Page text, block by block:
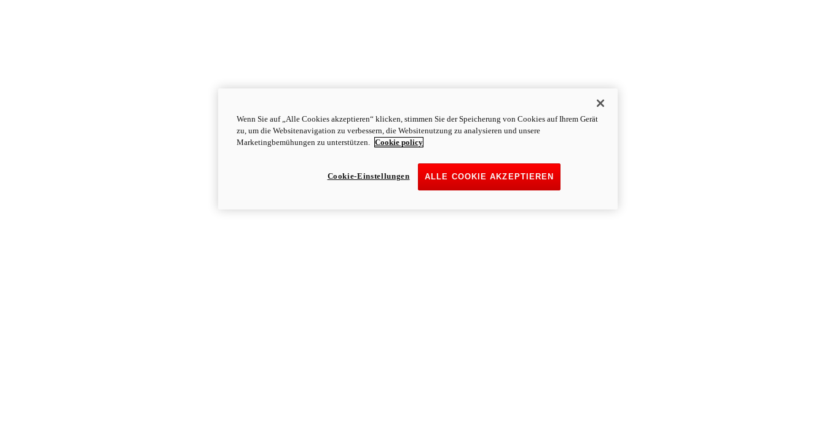
Wenn Sie auf „Alle Cookies akzeptieren“ klicken, stimmen Sie der Speicherung von Cookies auf Ihrem Gerät
zu, um die Websitenavigation zu verbessern, die Websitenutzung zu analysieren und unsere
Marketingbemühungen zu unterstützen. Cookie policy
ALLE COOKIE AKZEPTIEREN
Cookie-Einstellungen